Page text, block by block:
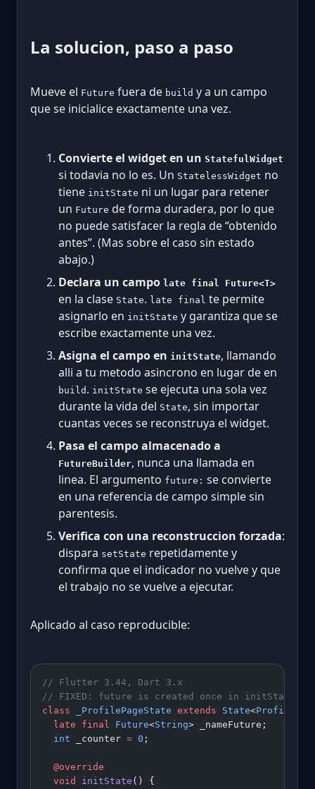
La solucion, paso a paso
Mueve el Future fuera de build y a un campo
que se inicialice exactamente una vez.
Convierte el widget en un StatefulWidget
si todavia no lo es. Un StatelessWidget no
tiene initState ni un lugar para retener
un Future de forma duradera, por lo que
no puede satisfacer la regla de “obtenido
antes”. (Mas sobre el caso sin estado
abajo.)
Declara un campo late final Future<T>
en la clase State. late final te permite
asignarlo en initState y garantiza que se
escribe exactamente una vez.
Asigna el campo en initState, llamando
alli a tu metodo asincrono en lugar de en
build . initState se ejecuta una sola vez
durante la vida del State, sin importar
cuantas veces se reconstruya el widget.
Pasa el campo almacenado a
FutureBuilder, nunca una llamada en
linea. El argumento future: se convierte
en una referencia de campo simple sin
parentesis.
Verifica con una reconstruccion forzada:
dispara setState repetidamente y
confirma que el indicador no vuelve y que
el trabajo no se vuelve a ejecutar.
Aplicado al caso reproducible:
// Flutter 3.44, Dart 3.x
// FIXED: future is created once in initState
class _ProfilePageState extends State<
  late
final Future<String> _nameFuture;
  int
_counter = 0 ;
  @override
  void
initState () {